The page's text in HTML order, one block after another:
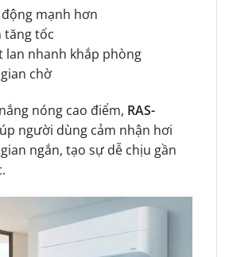
mạnh hơn
tốc
nhanh khắp phòng
chờ
nóng cao điểm, RAS-
người dùng cảm nhận hơi
ngắn, tạo sự dễ chịu gần